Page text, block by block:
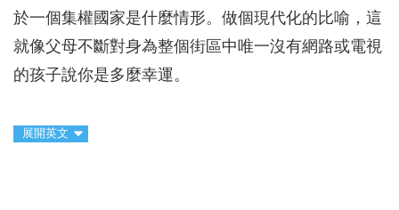
於一個集權國家是什麼情形。做個現代化的比喻，這
就像父母不斷對身為整個街區中唯一沒有網路或電視
的孩子說你是多麼幸運。
展開英文